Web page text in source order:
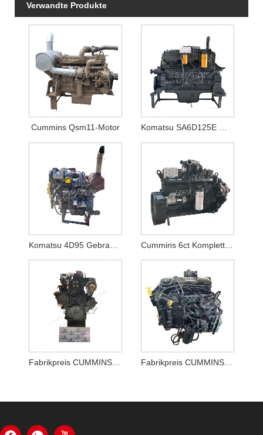
Verwandte Produkte
Cummins Qsm11-Motor